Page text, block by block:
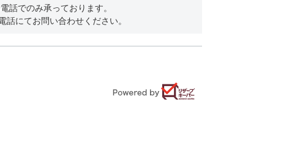
話でのみ承っております。
にてお問い合わせください。